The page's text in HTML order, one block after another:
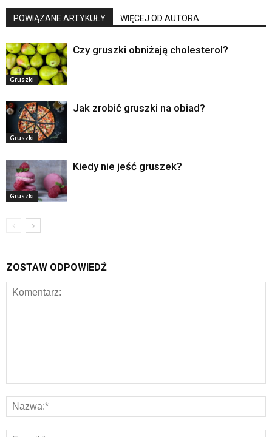
POWIĄZANE ARTYKUŁY WIĘCEJ OD AUTORA
Gruszki
Czy gruszki obniżają cholesterol?
Gruszki
Jak zrobić gruszki na obiad?
Gruszki
Kiedy nie jeść gruszek?
ZOSTAW ODPOWIEDŹ